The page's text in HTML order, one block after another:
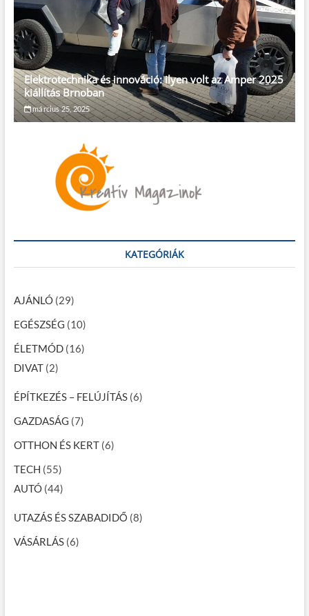
Elektrotechnika és innováció: ilyen volt az Amper 2025
kiállítás Brnoban
március 25, 2025
KATEGÓRIÁK
AJÁNLÓ(29)
EGÉSZSÉG (10)
ÉLETMÓD(16)
DIVAT(2)
ÉPÍTKEZÉS – FELÚJÍTÁS(6)
GAZDASÁG (7)
OTTHON ÉS KERT(6)
TECH (55)
AUTÓ(44)
UTAZÁS ÉS SZABADIDŐ (8)
VÁSÁRLÁS(6)